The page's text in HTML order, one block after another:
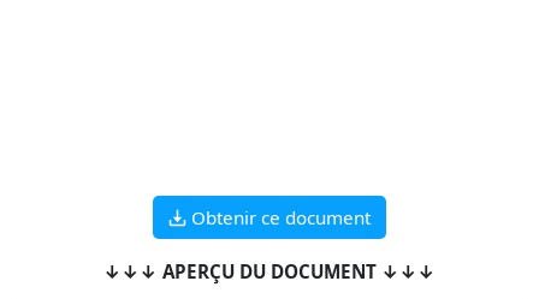
Obtenir ce document
↓↓↓ APERÇU DU DOCUMENT ↓↓↓